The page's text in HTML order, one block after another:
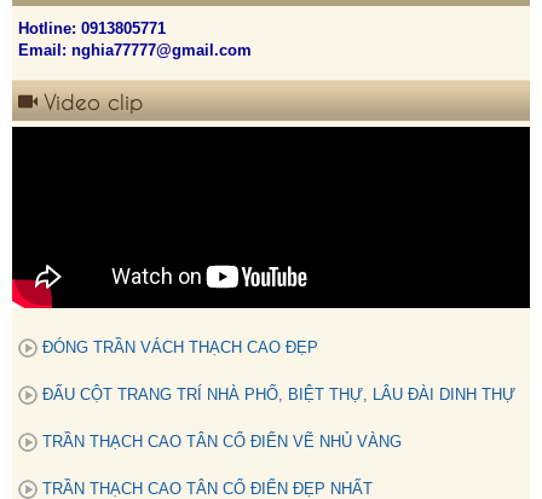
Hotline: 0913805771
Email: nghia77777@gmail.com
Video clip
ĐÓNG TRẦN VÁCH THẠCH CAO ĐẸP
ĐẤU CỘT TRANG TRÍ NHÀ PHỐ, BIỆT THỰ, LÂU ĐÀI DINH THỰ
TRẦN THẠCH CAO TÂN CỔ ĐIỂN VẼ NHỦ VÀNG
TRẦN THẠCH CAO TÂN CỔ ĐIỂN ĐẸP NHẤT